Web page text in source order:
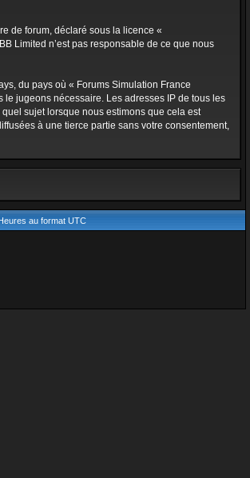
de forum, déclaré sous la licence «
Limited n’est pas responsable de ce que nous
du pays où « Forums Simulation France
jugeons nécessaire. Les adresses IP de tous les
sujet lorsque nous estimons que cela est
à une tierce partie sans votre consentement,
au format UTC